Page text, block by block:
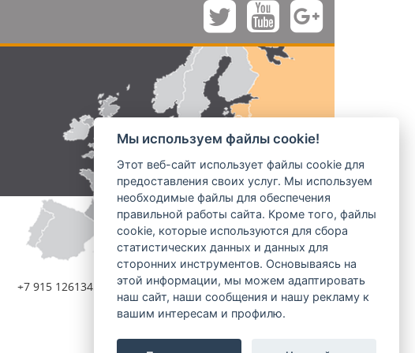
+7 915 1261345 prochazka@aries.eu
Мы используем файлы cookie!
Этот веб-сайт использует файлы cookie для
предоставления своих услуг. Мы используем
необходимые файлы для обеспечения
правильной работы сайта. Кроме того, файлы
cookie, которые используются для сбора
статистических данных и данных для
сторонних инструментов. Основываясь на
этой информации, мы можем адаптировать
наш сайт, наши сообщения и нашу рекламу к
вашим интересам и профилю.